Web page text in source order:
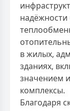
в жилых,
зданиях,
значением
комплексы.
Благодаря